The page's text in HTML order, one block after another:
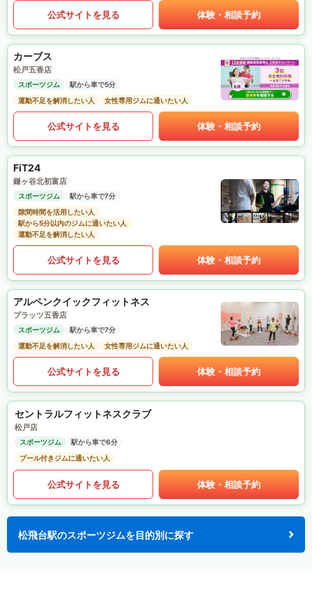
公式サイトを見る 体験・相談予約
カーブス
松戸五香店
スポーツジム
駅から車で5分
運動不足を解消したい人
女性専用ジムに通いたい人
公式サイトを見る 体験・相談予約
FiT24
鎌ヶ谷北初富店
スポーツジム
駅から車で7分
隙間時間を活用したい人
駅から5分以内のジムに通いたい人
運動不足を解消したい人
公式サイトを見る 体験・相談予約
アルペンクイックフィットネス
プラッツ五香店
スポーツジム
駅から車で7分
運動不足を解消したい人
女性専用ジムに通いたい人
公式サイトを見る 体験・相談予約
セントラルフィットネスクラブ
松戸店
スポーツジム
駅から車で6分
プール付きジムに通いたい人
公式サイトを見る 体験・相談予約
松飛台駅のスポーツジムを目的別に探す